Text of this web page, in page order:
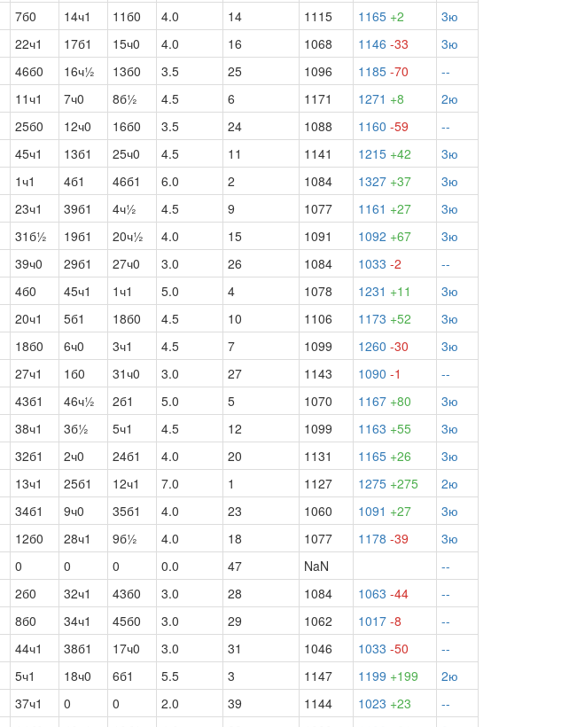
7б0 14ч1 11б0 4.0 14 1115 1165 +2
3ю
22ч1 17б1 15ч0 4.0 16 1068 1146 -33
3ю
46б0 16ч½ 13б0 3.5 25 1096 1185 -70
--
11ч1 7ч0 8б½ 4.5 6 1171 1271 +8
2ю
25б0 12ч0 16б0 3.5 24 1088 1160 -59
--
45ч1 13б1 25ч0 4.5 11 1141 1215 +42
3ю
1ч1 4б1 46б1 6.0 2 1084 1327 +37
3ю
23ч1 39б1 4ч½ 4.5 9 1077 1161 +27
3ю
31б½ 19б1 20ч½ 4.0 15 1091 1092 +67
3ю
39ч0 29б1 27ч0 3.0 26 1084 1033 -2
--
4б0 45ч1 1ч1 5.0 4 1078 1231 +11
3ю
20ч1 5б1 18б0 4.5 10 1106 1173 +52
3ю
18б0 6ч0 3ч1 4.5 7 1099 1260 -30
3ю
27ч1 1б0 31ч0 3.0 27 1143 1090 -1
--
43б1 46ч½ 2б1 5.0 5 1070 1167 +80
3ю
38ч1 3б½ 5ч1 4.5 12 1099 1163 +55
3ю
32б1 2ч0 24б1 4.0 20 1131 1165 +26
3ю
13ч1 25б1 12ч1 7.0 1 1127 1275 +275
2ю
34б1 9ч0 35б1 4.0 23 1060 1091 +27
3ю
12б0 28ч1 9б½ 4.0 18 1077 1178 -39
3ю
0 0 0 0.0 47 NaN
--
2б0 32ч1 43б0 3.0 28 1084 1063 -44
--
8б0 34ч1 45б0 3.0 29 1062 1017 -8
--
44ч1 38б1 17ч0 3.0 31 1046 1033 -50
--
5ч1 18ч0 6б1 5.5 3 1147 1199 +199
2ю
37ч1 0 0 2.0 39 1144 1023 +23
--